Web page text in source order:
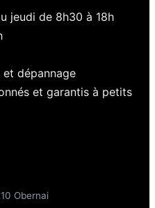
jeudi de 8h30 à 18h
dépannage
et garantis à petits
Obernai